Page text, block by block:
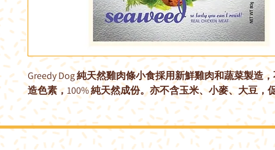
Greedy Dog 純天然雞肉條小食採用新鮮雞肉和蔬菜製造
造色素，100% 純天然成份。亦不含玉米、小麥、大豆，